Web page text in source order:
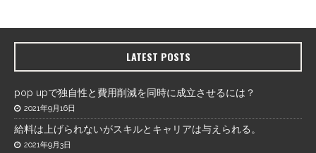
LATEST POSTS
pop upで独自性と費用削減を同時に成立させるには？
2021年9月16日
給料は上げられないがスキルとキャリアは与えられる。
2021年9月3日